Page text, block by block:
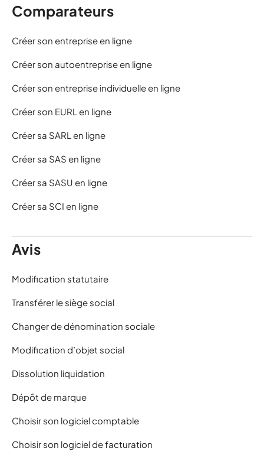
Comparateurs
Créer son entreprise en ligne
Créer son autoentreprise en ligne
Créer son entreprise individuelle en ligne
Créer son EURL en ligne
Créer sa SARL en ligne
Créer sa SAS en ligne
Créer sa SASU en ligne
Créer sa SCI en ligne
Avis
Modification statutaire
Transférer le siège social
Changer de dénomination sociale
Modification d’objet social
Dissolution liquidation
Dépôt de marque
Choisir son logiciel comptable
Choisir son logiciel de facturation